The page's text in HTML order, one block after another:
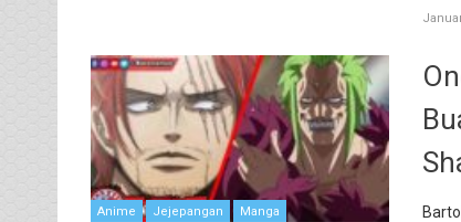
Anime Jejepangan Manga